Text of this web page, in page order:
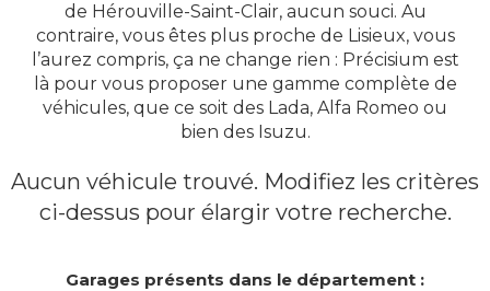
de Hérouville-Saint-Clair, aucun souci. Au
contraire, vous êtes plus proche de Lisieux, vous
l’aurez compris, ça ne change rien : Précisium est
là pour vous proposer une gamme complète de
véhicules, que ce soit des Lada, Alfa Romeo ou
bien des Isuzu.
Aucun véhicule trouvé. Modifiez les critères
ci-dessus pour élargir votre recherche.
Garages présents dans le département :